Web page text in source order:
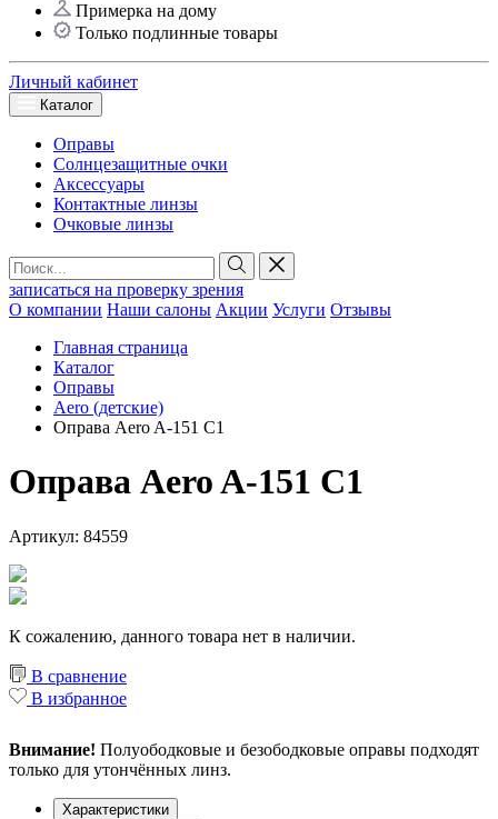
Примерка на дому
Только подлинные товары
Личный кабинет
Каталог
Оправы
Солнцезащитные очки
Аксессуары
Контактные линзы
Очковые линзы
записаться на проверку зрения
О компании Наши салоны Акции Услуги Отзывы
Главная страница
Каталог
Оправы
Aero (детские)
Оправа Aero A-151 C1
Оправа Aero A-151 C1
Артикул: 84559
К сожалению, данного товара нет в наличии.
В сравнение
В избранное
Внимание! Полуободковые и безободковые оправы подходят
только для утончённых линз.
Характеристики